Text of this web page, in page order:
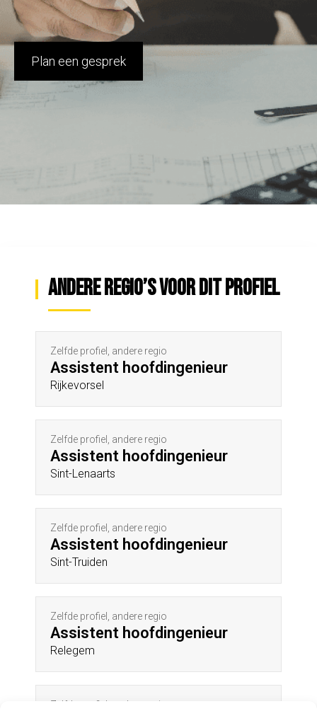
Plan een gesprek
Andere regio’s voor dit profiel
Zelfde profiel, andere regio
Assistent hoofdingenieur
Rijkevorsel
Zelfde profiel, andere regio
Assistent hoofdingenieur
Sint-Lenaarts
Zelfde profiel, andere regio
Assistent hoofdingenieur
Sint-Truiden
Zelfde profiel, andere regio
Assistent hoofdingenieur
Relegem
Zelfde profiel, andere regio